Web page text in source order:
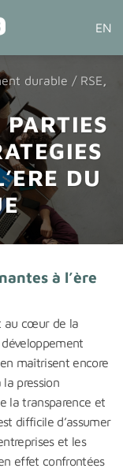
EN
durable / RSE,
PARTIES
DU
à l’ère
au cœur de la
développement
maîtrisent encore
pression
la transparence et
difficile d’assumer
et les
effet confrontées